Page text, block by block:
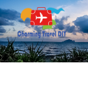
Previous